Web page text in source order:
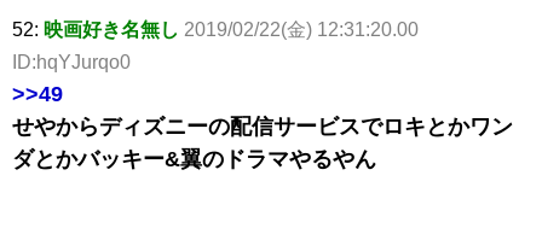
52: 映画好き名無し 2019/02/22(金) 12:31:20.00
ID:hqYJurqo0
>>49
せやからディズニーの配信サービスでロキとかワン
ダとかバッキー&翼のドラマやるやん